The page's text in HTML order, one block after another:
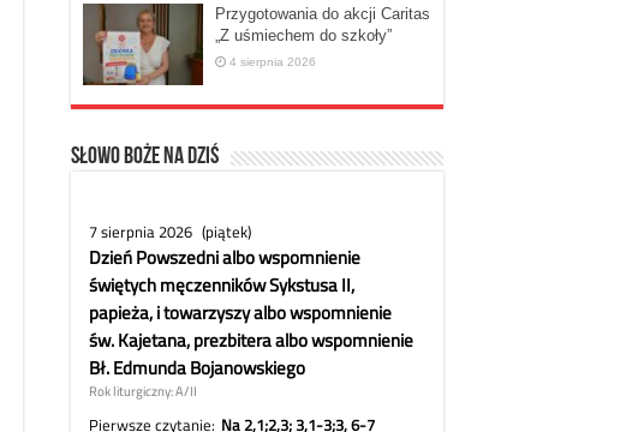
Przygotowania do akcji Caritas
„Z uśmiechem do szkoły”
4 sierpnia 2026
Słowo Boże na dziś